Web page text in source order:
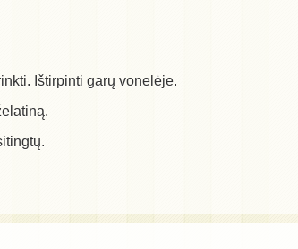
Ištirpinti garų vonelėje.